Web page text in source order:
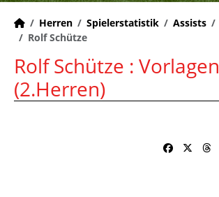
Herren Spielerstatistik Assists
Rolf Schütze
Rolf Schütze : Vorlagen
(2.Herren)